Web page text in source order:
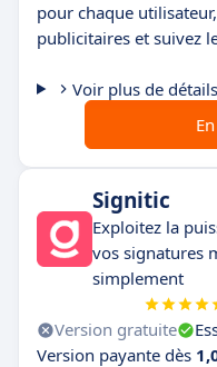
pour chaque
publicitaires et suivez
Voir plus de détails
Signitic
Exploitez la
vos signatures
simplement
Version gratuite
Version payante dès